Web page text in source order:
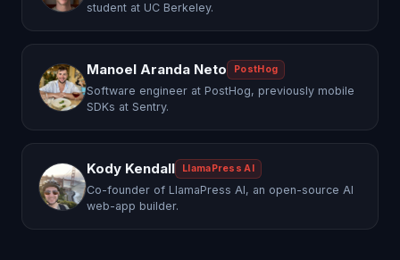
student at UC Berkeley.
Manoel Aranda Neto PostHog
Software engineer at PostHog, previously mobile
SDKs at Sentry.
Kody Kendall LlamaPress AI
Co-founder of LlamaPress AI, an open-source AI
web-app builder.